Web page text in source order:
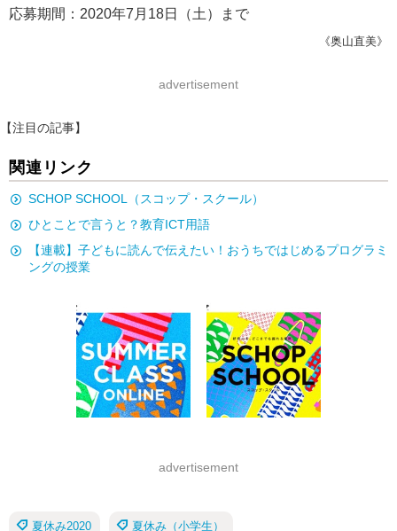
応募期間：2020年7月18日（土）まで
《奥山直美》
advertisement
【注目の記事】
関連リンク
SCHOP SCHOOL（スコップ・スクール）
ひとことで言うと？教育ICT用語
【連載】子どもに読んで伝えたい！おうちではじめるプログラミ
ングの授業
advertisement
夏休み2020 夏休み（小学生）